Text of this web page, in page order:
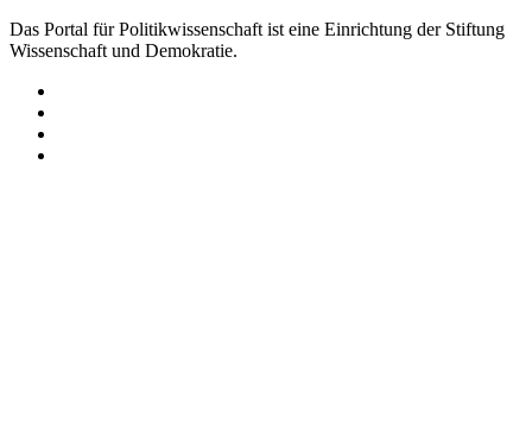
Das Portal für Politikwissenschaft ist eine Einrichtung der Stiftung
Wissenschaft und Demokratie.